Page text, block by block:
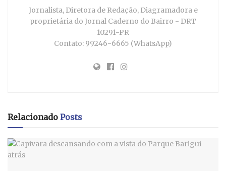
Jornalista, Diretora de Redação, Diagramadora e
proprietária do Jornal Caderno do Bairro - DRT
10291-PR
Contato: 99246-6665 (WhatsApp)
Relacionado Posts